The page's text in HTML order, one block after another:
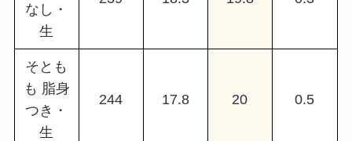
なし・
生
そとも
も 脂身
つき・
生
244 17.8 20 0.5